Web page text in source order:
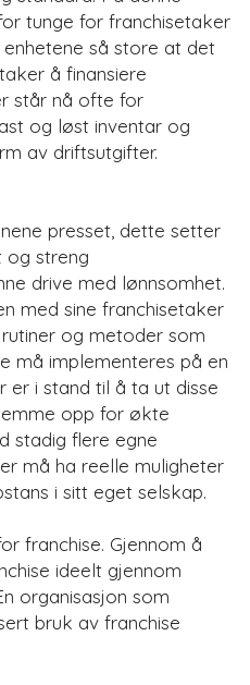
tunge for franchisetaker
så store at det
å finansiere
står nå ofte for
og løst inventar og
av driftsutgifter.
presset, dette setter
og streng
drive med lønnsomhet.
med sine franchisetaker
og metoder som
må implementeres på en
er i stand til å ta ut disse
opp for økte
stadig flere egne
må ha reelle muligheter
i sitt eget selskap.
franchise. Gjennom å
ideelt gjennom
organisasjon som
bruk av franchise